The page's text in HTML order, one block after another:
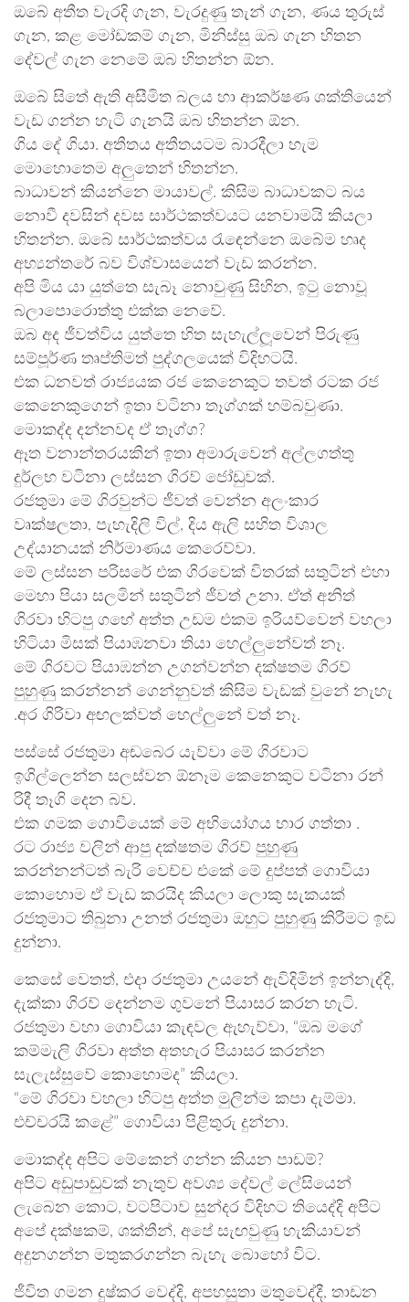
ඔබේ අතීත වැරදි ගැන, වැරදුණු තැන් ගැන, ණය තුරුස්
ගැන, කළ මෝඩකම් ගැන, මිනිස්සු ඔබ ගැන හිතන
දේවල් ගැන නෙමේ ඔබ හිතන්න ඕන.
ඔබේ සිතේ ඇති අසීමිත බලය හා ආකර්ෂණ ශක්තියෙන්
වැඩ ගන්න හැටි ගැනයි ඔබ හිතන්න ඕන.
ගිය දේ ගියා. අතීතය අතීතයටම බාරදීලා හැම
මොහොතෙම අලුතෙන් හිතන්න.
බාධාවන් කියන්නෙ මායාවල්. කිසිම බාධාවකට බය
නොවී දවසින් දවස සාර්ථකත්වයට යනවාමයි කියලා
හිතන්න. ඔබේ සාර්ථකත්වය රැඳෙන්නෙ ඔබේම හෘද
අභ්‍යන්තරේ බව විශ්වාසයෙන් වැඩ කරන්න.
අපි මිය යා යුත්තෙ සැබෑ නොවුණු සිහින, ඉටු නොවූ
බලාපොරොත්තු එක්ක නෙවේ.
ඔබ අද ජීවත්විය යුත්තෙ හිත සැහැල්ලූවෙන් පිරුණු
සම්පූර්ණ තෘප්තිමත් පුද්ගලයෙක් විදිහටයි.
එක ධනවත් රාජ්‍යයක රජ කෙනෙකුට තවත් රටක රජ
කෙනෙකුගෙන් ඉතා වටිනා තෑග්ගක් හම්බවුණා.
මොකද්ද දන්නවද ඒ තෑග්ග?
ඈත වනාන්තරයකින් ඉතා අමාරුවෙන් අල්ලගත්තු
දුර්ලභ වටිනා ලස්සන ගිරව් ජෝඩුවක්.
රජතුමා මේ ගිරවුන්ට ජීවත් වෙන්න අලංකාර
වෘක්ෂලතා, පැහැදිලි විල්, දිය ඇලි සහිත විශාල
උද්යානයක් නිර්මාණය කෙරෙව්වා.
මේ ලස්සන පරිසරේ එක ගිරවෙක් විතරක් සතුටින් එහා
මෙහා පියා සලමින් සතුටින් ජීවත් උනා. ඒත් අනිත්
ගිරවා හිටපු ගහේ අත්ත උඩම එකම ඉරියව්වෙන් වහලා
හිටියා මිසක් පියාඹනවා තියා හෙල්ලුනේවත් නෑ.
මේ ගිරවට පියාඹන්න උගන්වන්න දක්ෂතම ගිරව්
පුහුණු කරන්නන් ගෙන්නුවත් කිසිම වැඩක් වුනේ නැහැ
.අර ගිරිවා අඟලක්වත් හෙල්ලුනේ වත් නෑ.
පස්සේ රජතුමා අඬබෙර යැව්වා මේ ගිරවාට
ඉගිල්ලෙන්න සලස්වන ඕනෑම කෙනෙකුට වටිනා රන්
රිදී තෑගි දෙන බව.
එක ගමක ගොවියෙක් මේ අභියෝගය භාර ගත්තා .
රට රාජ්‍ය වලින් ආපු දක්ෂතම ගිරව් පුහුණු
කරන්නන්ටත් බැරි වෙච්ච එකේ මේ දුප්පත් ගොවියා
කොහොම ඒ වැඩ කරයිද කියලා ලොකු සැකයක්
රජතුමාට තිබුනා උනත් රජතුමා ඔහුට පුහුණු කිරීමට ඉඩ
දුන්නා.
කෙසේ වෙතත්, එදා රජතුමා උයනේ ඇවිදිමින් ඉන්නැද්දි,
දැක්කා ගිරව් දෙන්නම ගුවනේ පියාසර කරන හැටි.
රජතුමා වහා ගොවියා කැඳවල ඇහැව්වා, “ඔබ මගේ
කම්මැලි ගිරවා අත්ත අතහැර පියාසර කරන්න
සැලැස්සුවේ කොහොමද” කියලා.
“මේ ගිරවා වහලා හිටපු අත්ත මුලින්ම කපා දැම්මා.
එච්චරයි කළේ” ගොවියා පිළිතුරු දුන්නා.
මොකද්ද අපිට මේකෙන් ගන්න කියන පාඩම්?
අපිට අඩුපාඩුවක් නැතුව අවශ්‍ය දේවල් ලේසියෙන්
ලැබෙන කොට, වටපිටාව සුන්දර විදිහට තියෙද්දි අපිට
අපේ දක්ෂකම්, ශක්තීන්, අපේ සැඟවුණු හැකියාවන්
අදුනගන්න මතුකරගන්න බැහැ බොහෝ විට.
ජීවිත ගමන දුෂ්කර වෙද්දි, අපහසුතා මතුවෙද්දී, තාඩන